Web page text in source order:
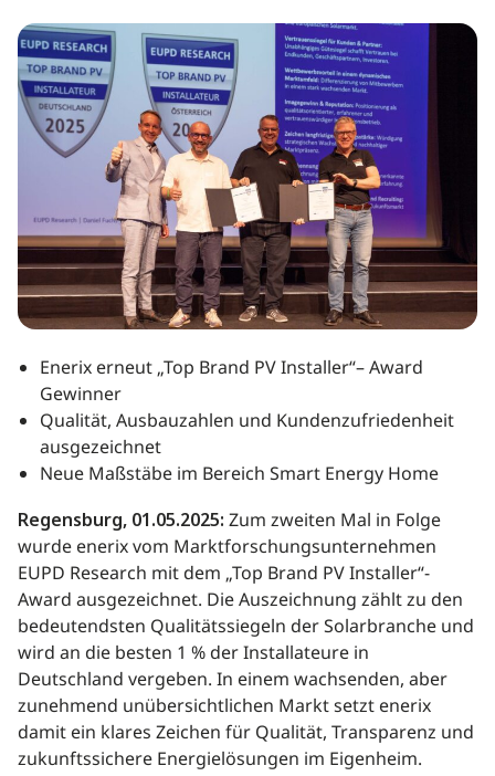
Enerix erneut „Top Brand PV Installer“– Award
Gewinner
Qualität, Ausbauzahlen und Kundenzufriedenheit
ausgezeichnet
Neue Maßstäbe im Bereich Smart Energy Home
Regensburg, 01.05.2025: Zum zweiten Mal in Folge
wurde enerix vom Marktforschungsunternehmen
EUPD Research mit dem „Top Brand PV Installer“-
Award ausgezeichnet. Die Auszeichnung zählt zu den
bedeutendsten Qualitätssiegeln der Solarbranche und
wird an die besten 1 % der Installateure in
Deutschland vergeben. In einem wachsenden, aber
zunehmend unübersichtlichen Markt setzt enerix
damit ein klares Zeichen für Qualität, Transparenz und
zukunftssichere Energielösungen im Eigenheim.